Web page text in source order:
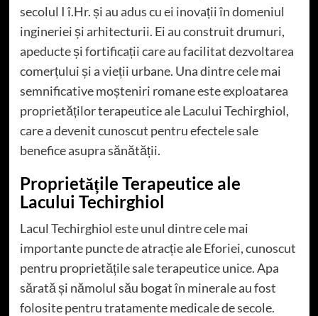
secolul I î.Hr. și au adus cu ei inovații în domeniul
ingineriei și arhitecturii. Ei au construit drumuri,
apeducte și fortificații care au facilitat dezvoltarea
comerțului și a vieții urbane. Una dintre cele mai
semnificative moșteniri romane este exploatarea
proprietăților terapeutice ale Lacului Techirghiol,
care a devenit cunoscut pentru efectele sale
benefice asupra sănătății.
Proprietățile Terapeutice ale
Lacului Techirghiol
Lacul Techirghiol este unul dintre cele mai
importante puncte de atracție ale Eforiei, cunoscut
pentru proprietățile sale terapeutice unice. Apa
sărată și nămolul său bogat în minerale au fost
folosite pentru tratamente medicale de secole.